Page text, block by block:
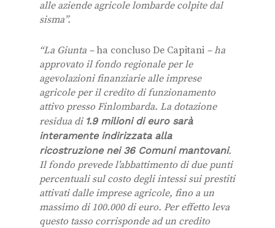
alle aziende agricole lombarde colpite dal
sisma”.
“La Giunta – ha concluso De Capitani – ha
approvato il fondo regionale per le
agevolazioni finanziarie alle imprese
agricole per il credito di funzionamento
attivo presso Finlombarda. La dotazione
residua di 1.9 milioni di euro sarà
interamente indirizzata alla
ricostruzione nei 36 Comuni mantovani.
Il fondo prevede l’abbattimento di due punti
percentuali sul costo degli intessi sui prestiti
attivati dalle imprese agricole, fino a un
massimo di 100.000 di euro. Per effetto leva
questo tasso corrisponde ad un credito